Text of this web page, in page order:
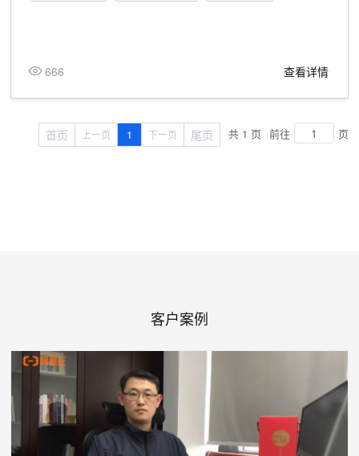
666 查看详情
首页 上一页 1 下一页 尾页 共 1 页 前往 页
客户案例